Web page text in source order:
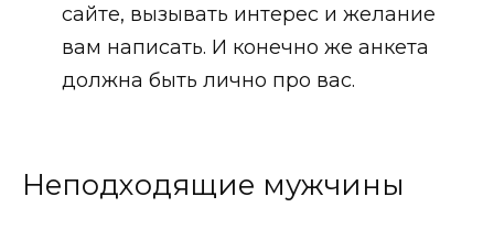
сайте, вызывать интерес и желание
вам написать. И конечно же анкета
должна быть лично про вас.
Неподходящие мужчины